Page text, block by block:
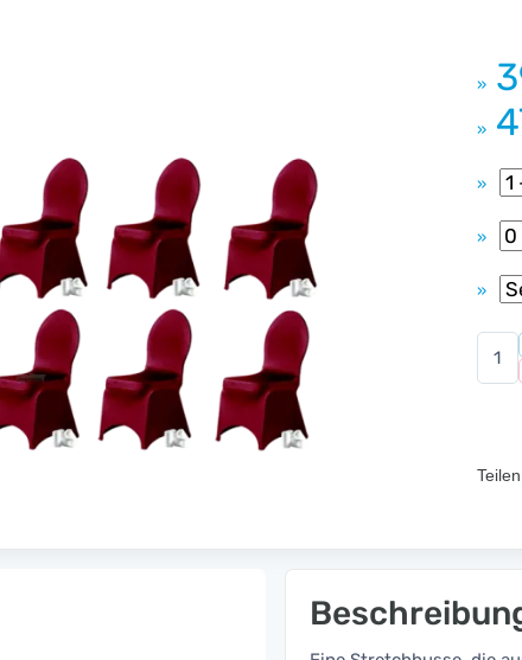
»
»
»
»
»